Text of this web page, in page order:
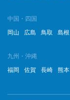
中国・四国
岡山
広島 鳥取 島根
九州・沖縄
福岡
佐賀 長崎 熊本